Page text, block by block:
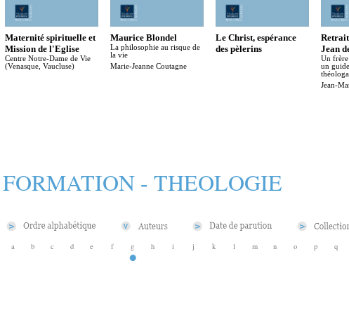
Maternité spirituelle et
Mission de l'Eglise
Centre Notre-Dame de Vie
(Venasque, Vaucluse)
Maurice Blondel
La philosophie au risque de
la vie
Marie-Jeanne Coutagne
Le Christ, espérance
des pèlerins
Jean
Un frère
un
Jean-
FORMATION - THEOLOGIE
a b c d e f g h i j k l m n o p q